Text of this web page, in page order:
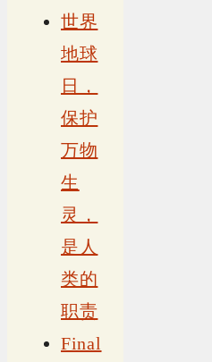
世界
地球
日，
保护
万物
生
灵，
是人
类的
职责
Final